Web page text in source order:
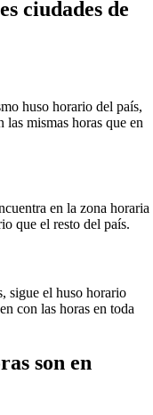
ciudades de
huso horario del país,
mismas horas que en
en la zona horaria
que el resto del país.
sigue el huso horario
con las horas en toda
son en